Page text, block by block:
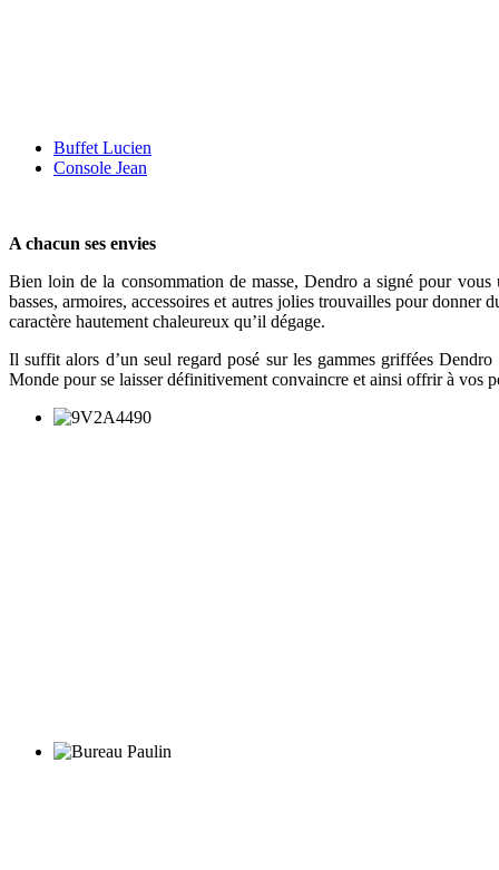
Buffet Lucien
Console Jean
A chacun ses envies
Bien loin de la consommation de masse, Dendro a signé pour vous
basses, armoires, accessoires et autres jolies trouvailles pour
caractère hautement chaleureux qu’il dégage.
Il suffit alors d’un seul regard posé sur les gammes griffées
Monde pour se laisser définitivement convaincre et ainsi offrir à vos